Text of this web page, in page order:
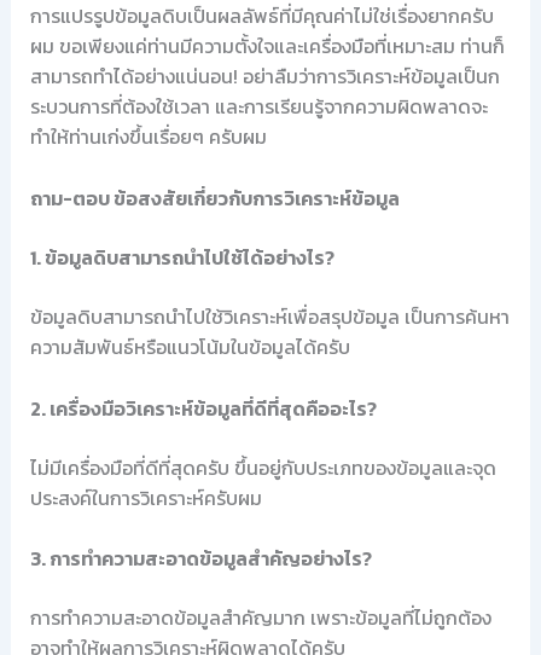
การแปรรูปข้อมูลดิบเป็นผลลัพธ์ที่มีคุณค่าไม่ใช่เรื่องยากครับ
ผม ขอเพียงแค่ท่านมีความตั้งใจและเครื่องมือที่เหมาะสม ท่านก็
สามารถทำได้อย่างแน่นอน! อย่าลืมว่าการวิเคราะห์ข้อมูลเป็นก
ระบวนการที่ต้องใช้เวลา และการเรียนรู้จากความผิดพลาดจะ
ทำให้ท่านเก่งขึ้นเรื่อยๆ ครับผม
ถาม-ตอบ ข้อสงสัยเกี่ยวกับการวิเคราะห์ข้อมูล
1. ข้อมูลดิบสามารถนำไปใช้ได้อย่างไร?
ข้อมูลดิบสามารถนำไปใช้วิเคราะห์เพื่อสรุปข้อมูล เป็นการค้นหา
ความสัมพันธ์หรือแนวโน้มในข้อมูลได้ครับ
2. เครื่องมือวิเคราะห์ข้อมูลที่ดีที่สุดคืออะไร?
ไม่มีเครื่องมือที่ดีที่สุดครับ ขึ้นอยู่กับประเภทของข้อมูลและจุด
ประสงค์ในการวิเคราะห์ครับผม
3. การทำความสะอาดข้อมูลสำคัญอย่างไร?
การทำความสะอาดข้อมูลสำคัญมาก เพราะข้อมูลที่ไม่ถูกต้อง
อาจทำให้ผลการวิเคราะห์ผิดพลาดได้ครับ